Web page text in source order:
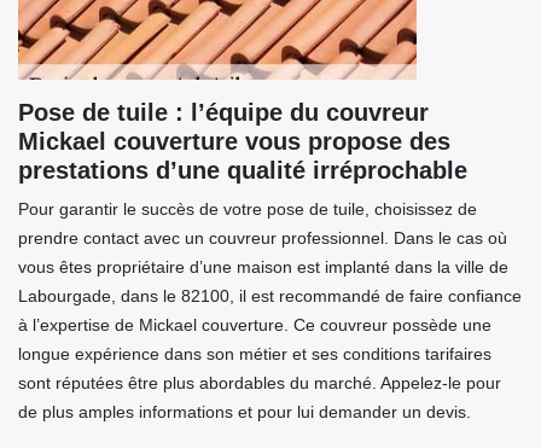
Pose de tuile : l’équipe du couvreur
Mickael couverture vous propose des
prestations d’une qualité irréprochable
Pour garantir le succès de votre pose de tuile, choisissez de
prendre contact avec un couvreur professionnel. Dans le cas où
vous êtes propriétaire d’une maison est implanté dans la ville de
Labourgade, dans le 82100, il est recommandé de faire confiance
à l’expertise de Mickael couverture. Ce couvreur possède une
longue expérience dans son métier et ses conditions tarifaires
sont réputées être plus abordables du marché. Appelez-le pour
de plus amples informations et pour lui demander un devis.